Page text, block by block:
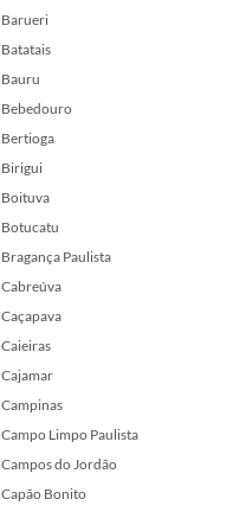
Barueri
Batatais
Bauru
Bebedouro
Bertioga
Birigui
Boituva
Botucatu
Bragança Paulista
Cabreúva
Caçapava
Caieiras
Cajamar
Campinas
Campo Limpo Paulista
Campos do Jordão
Capão Bonito